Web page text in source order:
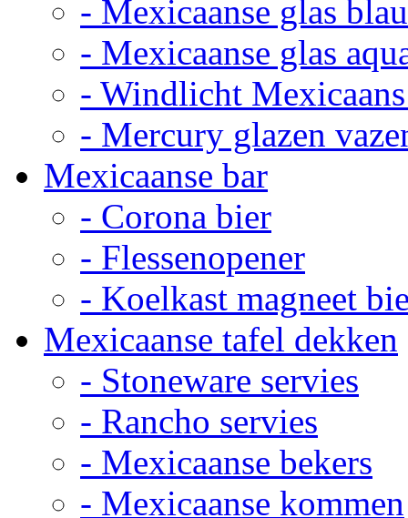
- Mexicaanse glas
- Mexicaanse glas
- Windlicht
- Mercury glazen
Mexicaanse bar
- Corona bier
- Flessenopener
- Koelkast magneet
Mexicaanse tafel dekken
- Stoneware servies
- Rancho servies
- Mexicaanse bekers
- Mexicaanse kommen